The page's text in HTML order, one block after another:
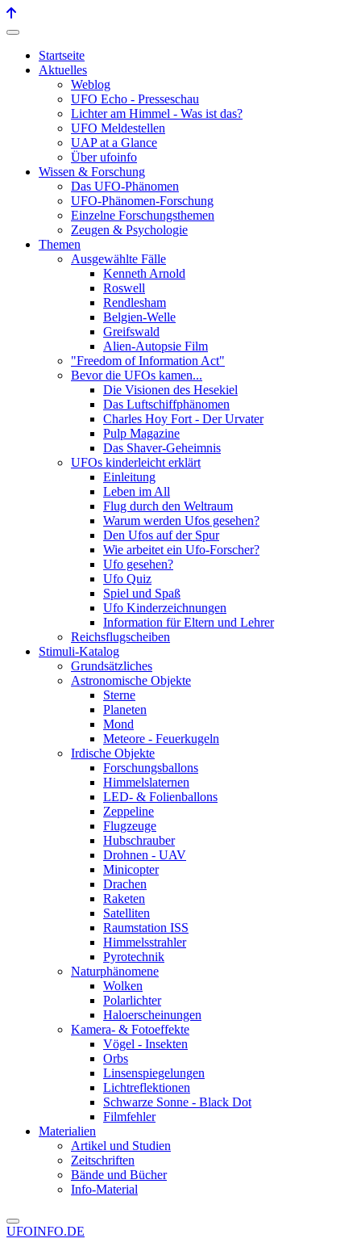
Startseite
Aktuelles
Weblog
UFO Echo - Presseschau
Lichter am Himmel - Was ist das?
UFO Meldestellen
UAP at a Glance
Über ufoinfo
Wissen & Forschung
Das UFO-Phänomen
UFO-Phänomen-Forschung
Einzelne Forschungsthemen
Zeugen & Psychologie
Themen
Ausgewählte Fälle
Kenneth Arnold
Roswell
Rendlesham
Belgien-Welle
Greifswald
Alien-Autopsie Film
"Freedom of Information Act"
Bevor die UFOs kamen...
Die Visionen des Hesekiel
Das Luftschiffphänomen
Charles Hoy Fort - Der Urvater
Pulp Magazine
Das Shaver-Geheimnis
UFOs kinderleicht erklärt
Einleitung
Leben im All
Flug durch den Weltraum
Warum werden Ufos gesehen?
Den Ufos auf der Spur
Wie arbeitet ein Ufo-Forscher?
Ufo gesehen?
Ufo Quiz
Spiel und Spaß
Ufo Kinderzeichnungen
Information für Eltern und Lehrer
Reichsflugscheiben
Stimuli-Katalog
Grundsätzliches
Astronomische Objekte
Sterne
Planeten
Mond
Meteore - Feuerkugeln
Irdische Objekte
Forschungsballons
Himmelslaternen
LED- & Folienballons
Zeppeline
Flugzeuge
Hubschrauber
Drohnen - UAV
Minicopter
Drachen
Raketen
Satelliten
Raumstation ISS
Himmelsstrahler
Pyrotechnik
Naturphänomene
Wolken
Polarlichter
Haloerscheinungen
Kamera- & Fotoeffekte
Vögel - Insekten
Orbs
Linsenspiegelungen
Lichtreflektionen
Schwarze Sonne - Black Dot
Filmfehler
Materialien
Artikel und Studien
Zeitschriften
Bände und Bücher
Info-Material
UFOINFO.DE